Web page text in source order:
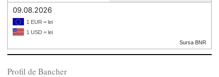
09.08.2026
1 EUR = lei
1 USD = lei
Sursa BNR
Profil de Bancher